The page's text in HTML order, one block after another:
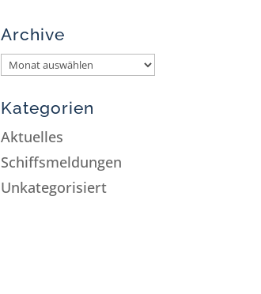
Archive
Kategorien
Aktuelles
Schiffsmeldungen
Unkategorisiert